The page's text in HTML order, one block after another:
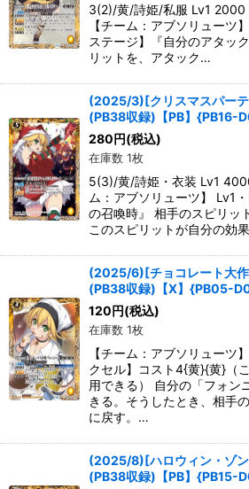
3(2)/黄/詩姫/私服 Lv1
【チーム：アブソリューツ
ステージ】『自分のアタッ
リットを、アタック…
(2025/3)[クリスマスパー
(PB38収録)【PB】{PB16-
280円(税込)
在庫数 1枚
5(3)/黄/詩姫・衣装 Lv1
ム：アブソリューツ】 Lv1
の召喚時』 相手のスピリッ
このスピリットが自分の効
(2025/6)[チョコレート大
(PB38収録)【X】{PB05-
120円(税込)
在庫数 1枚
【チーム：アブソリューツ
クセル】コスト4{黄}{黄}（
用できる） 自分の「フォン
きる。そうしたとき、相手
に戻す。…
(2025/8)[ハロウィン・ゾ
(PB38収録)【PB】{PB15-